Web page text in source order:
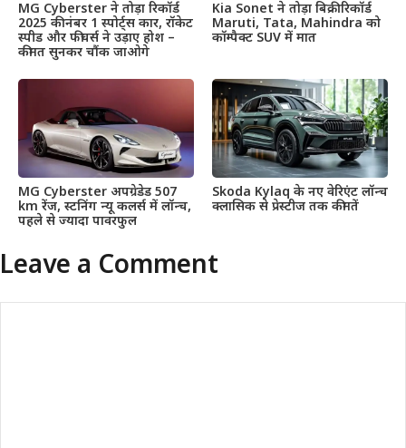
MG Cyberster ने तोड़ा रिकॉर्ड
2025 की नंबर 1 स्पोर्ट्स कार, रॉकेट
स्पीड और फीचर्स ने उड़ाए होश –
कीमत सुनकर चौंक जाओगे
Kia Sonet ने तोड़ा बिक्री रिकॉर्ड
Maruti, Tata, Mahindra को
कॉम्पैक्ट SUV में मात
MG Cyberster अपग्रेडेड 507
km रेंज, स्टनिंग न्यू कलर्स में लॉन्च,
पहले से ज्यादा पावरफुल
Skoda Kylaq के नए वेरिएंट लॉन्च
क्लासिक से प्रेस्टीज तक कीमतें
Leave a Comment